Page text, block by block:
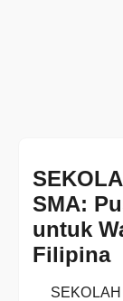
SMA:
untuk
Filipina